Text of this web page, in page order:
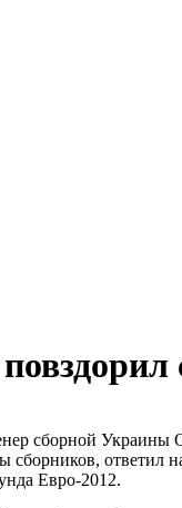
сборной
ответил
Евро-2012.